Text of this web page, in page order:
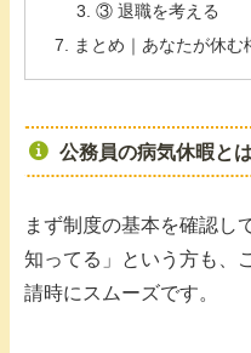
③ 退職を考える
まとめ｜あなたが休む
公務員の病気休暇と
まず制度の基本を確認し
知ってる」という方も、
請時にスムーズです。